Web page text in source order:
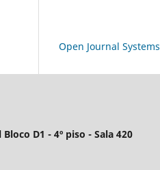
Open Journal Systems
D1 - 4º piso - Sala 420